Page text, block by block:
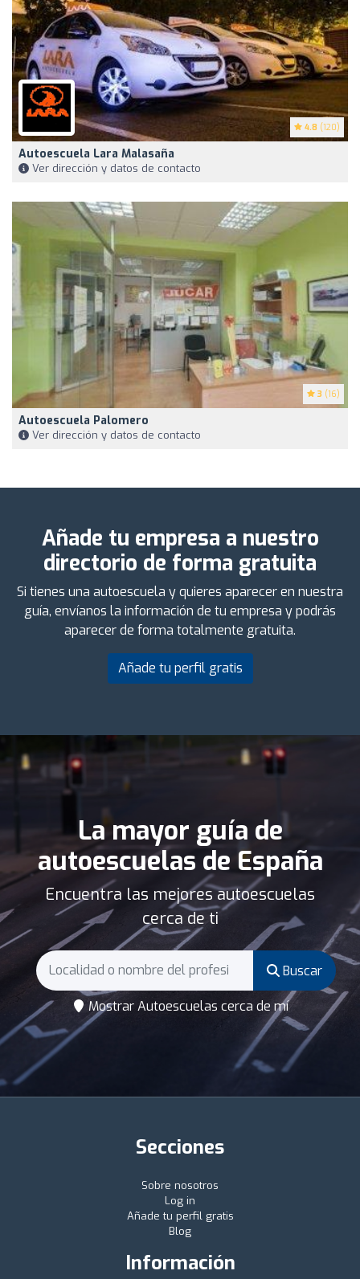
4.8 (120)
Autoescuela Lara Malasaña
Ver dirección y datos de contacto
3 (16)
Autoescuela Palomero
Ver dirección y datos de contacto
Añade tu empresa a nuestro
directorio de forma gratuita
Si tienes una autoescuela y quieres aparecer en nuestra
guía, envíanos la información de tu empresa y podrás
aparecer de forma totalmente gratuita.
Añade tu perfil gratis
La mayor guía de
autoescuelas de España
Encuentra las mejores autoescuelas
cerca de ti
Buscar
Mostrar Autoescuelas cerca de mí
Secciones
Sobre nosotros
Log in
Añade tu perfil gratis
Blog
Información